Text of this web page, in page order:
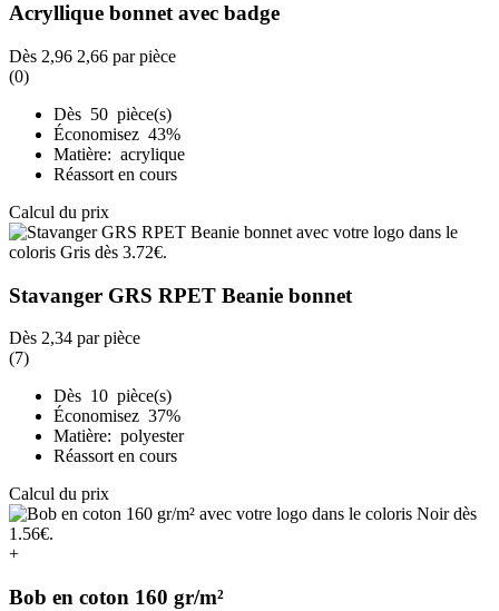
Acryllique bonnet avec badge
Dès 2,96 2,66 par pièce
(0)
Dès 50 pièce(s)
Économisez 43%
Matière: acrylique
Réassort en cours
Calcul du prix
Stavanger GRS RPET Beanie bonnet
Dès 2,34 par pièce
(7)
Dès 10 pièce(s)
Économisez 37%
Matière: polyester
Réassort en cours
Calcul du prix
+
Bob en coton 160 gr/m²